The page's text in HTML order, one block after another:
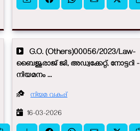
G.O. (Others)00056/2023/Law-
ബൈജുരാജ് ജി, അഡ്വക്കേറ്റ്, നോട്ടറി -
നിയമനം ...
നിയമ വകുപ്പ്
16-03-2026